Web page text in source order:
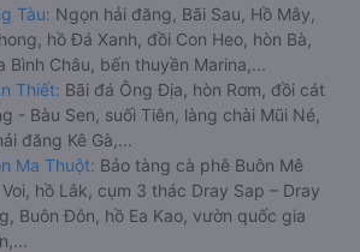
Tàu: Ngọn hải đăng, Bãi Sau, Hồ Mây,
hồ Đá Xanh, đồi Con Heo, hòn Bà,
Bình Châu, bến thuyền Marina,...
Thiết: Bãi đá Ông Địa, hòn Rơm, đồi cát
- Bàu Sen, suối Tiên, làng chài Mũi Né,
đăng Kê Gà,...
Ma Thuột: Bảo tàng cà phê Buôn Mê
hồ Lắk, cụm 3 thác Dray Sap – Dray
Buôn Đôn, hồ Ea Kao, vườn quốc gia